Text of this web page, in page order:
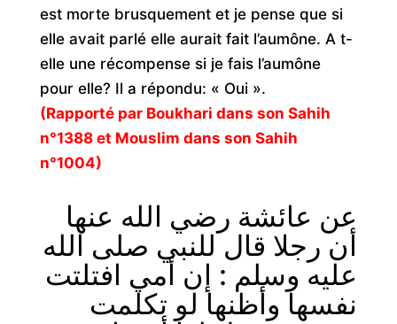
est morte brusquement et je pense que si
elle avait parlé elle aurait fait l’aumône. A t-
elle une récompense si je fais l’aumône
pour elle? Il a répondu: « Oui ».
(Rapporté par Boukhari dans son Sahih
n°1388 et Mouslim dans son Sahih
n°1004)
عن عائشة رضي الله عنها
أن رجلا قال للنبي صلى الله
عليه وسلم : إن أمي افتلتت
نفسها وأظنها لو تكلمت